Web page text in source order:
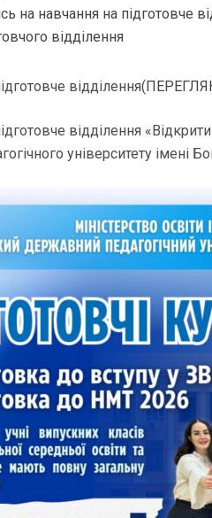
на навчання на підготовче
відділення
відділення(
відділення
університету імені